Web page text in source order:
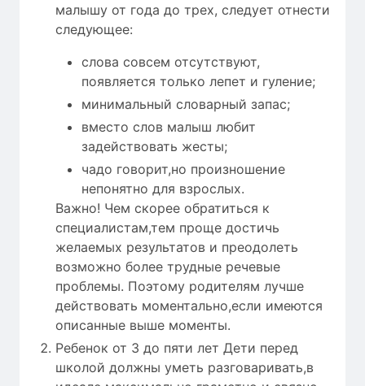
малышу от года до трех, следует отнести
следующее:
слова совсем отсутствуют,
появляется только лепет и гуление;
минимальный словарный запас;
вместо слов малыш любит
задействовать жесты;
чадо говорит,но произношение
непонятно для взрослых.
Важно! Чем скорее обратиться к
специалистам,тем проще достичь
желаемых результатов и преодолеть
возможно более трудные речевые
проблемы. Поэтому родителям лучше
действовать моментально,если имеются
описанные выше моменты.
Ребенок от 3 до пяти лет Дети перед
школой должны уметь разговаривать,в